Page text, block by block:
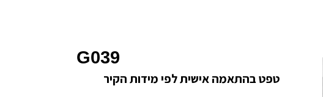
G039
טפט בהתאמה אישית לפי מידות הקיר